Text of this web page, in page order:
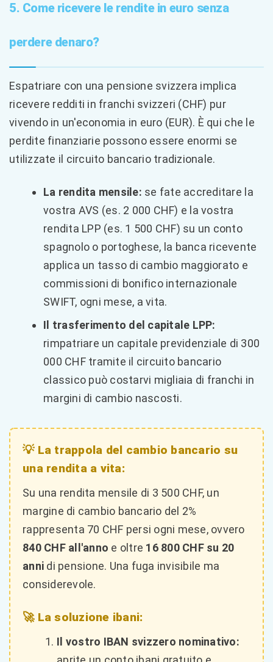
5. Come ricevere le rendite in euro senza
perdere denaro?
Espatriare con una pensione svizzera implica
ricevere redditi in franchi svizzeri (CHF) pur
vivendo in un'economia in euro (EUR). È qui che le
perdite finanziarie possono essere enormi se
utilizzate il circuito bancario tradizionale.
La rendita mensile: se fate accreditare la
vostra AVS (es. 2 000 CHF) e la vostra
rendita LPP (es. 1 500 CHF) su un conto
spagnolo o portoghese, la banca ricevente
applica un tasso di cambio maggiorato e
commissioni di bonifico internazionale
SWIFT, ogni mese, a vita.
Il trasferimento del capitale LPP:
rimpatriare un capitale previdenziale di 300
000 CHF tramite il circuito bancario
classico può costarvi migliaia di franchi in
margini di cambio nascosti.
💡 La trappola del cambio bancario su
una rendita a vita:
Su una rendita mensile di 3 500 CHF, un
margine di cambio bancario del 2%
rappresenta 70 CHF persi ogni mese, ovvero
840 CHF all'anno e oltre 16 800 CHF su 20
anni di pensione. Una fuga invisibile ma
considerevole.
🚀 La soluzione ibani:
Il vostro IBAN svizzero nominativo: